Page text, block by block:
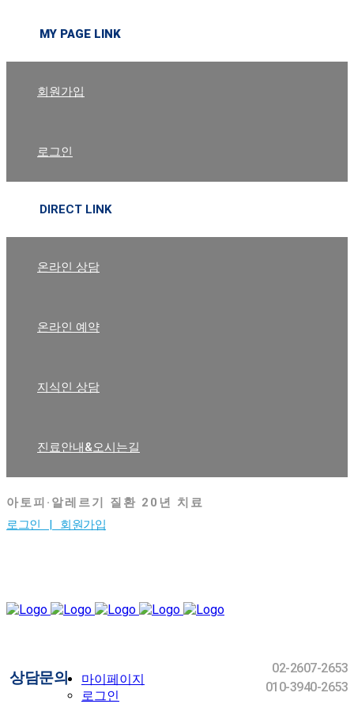
MY PAGE LINK
회원가입
로그인
DIRECT LINK
온라인 상담
온라인 예약
지식인 상담
진료안내&오시는길
아토피·알레르기 질환 20년 치료
로그인 | 회원가입
상담문의
02-2607-2653
010-3940-2653
마이페이지
로그인